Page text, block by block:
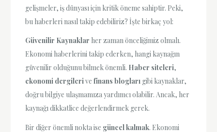
gelişmeler, iş dünyası için kritik öneme sahiptir. Peki,
bu haberleri nasıl takip edebiliriz? İşte birkaç yol:
Güvenilir Kaynaklar her zaman önceliğimiz olmalı.
Ekonomi haberlerini takip ederken, hangi kaynağın
güvenilir olduğunu bilmek önemli. Haber siteleri,
ekonomi dergilerivefinans blogları gibi kaynaklar,
doğru bilgiye ulaşmamıza yardımcı olabilir. Ancak, her
kaynağı dikkatlice değerlendirmek gerek.
Bir diğer önemli nokta ise güncel kalmak. Ekonomi